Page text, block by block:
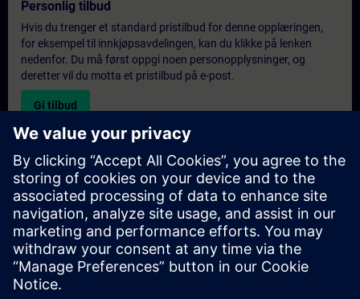
Personlig tilbud
Hvis du trenger et standard pristilbud for denne opplæringen,
for eksempel til innkjøpsavdelingen, kan du klikke på lenken
nedenfor. Du må først oppgi noen personopplysninger, og
deretter vil du motta et pristilbud på e-post.
Gi tilbud
Forespørsel om eksklusiv opplæring
Fyll ut skjemaet nedenfor hvis du ønsker et tilbud på et
eksklusivt kurs, enten på stedet, virtuelt eller på vårt SITRAIN-
kurssenter. Denne typen forespørsel passer for større grupper (6
personer eller flere). Etter at du har oppgitt kontaktinformasjon
og kursbehov, vil du motta et tilbud fra oss.
Be om eksklusivt tilbud